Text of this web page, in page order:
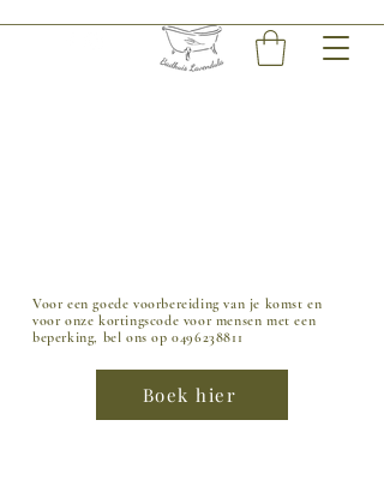
Voor een goede voorbereiding van je komst en
voor onze kortingscode voor mensen met een
beperking, bel ons op0496238811
Boek hier